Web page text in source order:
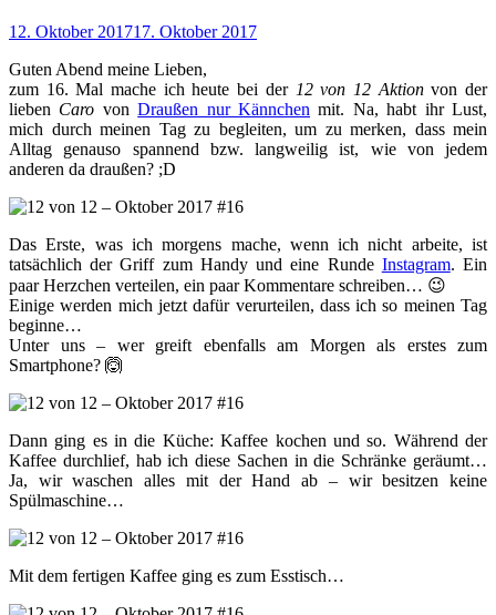
12. Oktober 201717. Oktober 2017
Guten Abend meine Lieben,
zum 16. Mal mache ich heute bei der 12 von 12 Aktionvon der
lieben Caro vonDraußen nur Kännchen mit. Na, habt ihr Lust,
mich durch meinen Tag zu begleiten, um zu merken, dass mein
Alltag genauso spannend bzw. langweilig ist, wie von jedem
anderen da draußen? ;D
Das Erste, was ich morgens mache, wenn ich nicht arbeite, ist
tatsächlich der Griff zum Handy und eine Runde Instagram. Ein
paar Herzchen verteilen, ein paar Kommentare schreiben… 😉
Einige werden mich jetzt dafür verurteilen, dass ich so meinen Tag
beginne…
Unter uns – wer greift ebenfalls am Morgen als erstes zum
Smartphone? 🙆
Dann ging es in die Küche: Kaffee kochen und so. Während der
Kaffee durchlief, hab ich diese Sachen in die Schränke geräumt…
Ja, wir waschen alles mit der Hand ab – wir besitzen keine
Spülmaschine…
Mit dem fertigen Kaffee ging es zum Esstisch…